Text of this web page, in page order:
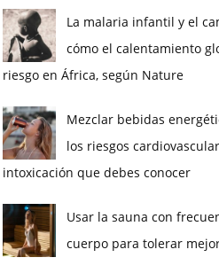
La malaria infantil y el
cómo el calentamiento
riesgo en África, según Nature
Mezclar bebidas
los riesgos
intoxicación que debes conocer
Usar la sauna con
cuerpo para tolerar